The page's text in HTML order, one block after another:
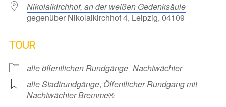
Nikolaikirchhof, an der weißen Gedenksäule
gegenüber Nikolaikirchhof 4, Leipzig, 04109
TOUR
alle öffentlichen Rundgänge Nachtwächter
alle Stadtrundgänge, Öffentlicher Rundgang mit
Nachtwächter Bremme®